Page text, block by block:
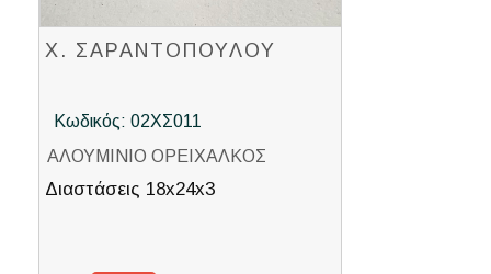
Χ. ΣΑΡΑΝΤΟΠΟΥΛΟΥ
Κωδικός: 02ΧΣ011
ΑΛΟΥΜΙΝΙΟ ΟΡΕΙΧΑΛΚΟΣ
Διαστάσεις 18x24x3